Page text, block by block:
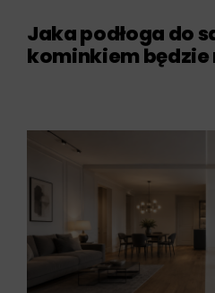
Jaka podłoga do
kominkiem będzie